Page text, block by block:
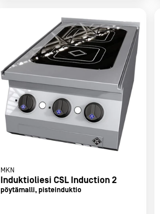
MKN
Induktioliesi CSL Induction 2
pöytämalli, pisteinduktio